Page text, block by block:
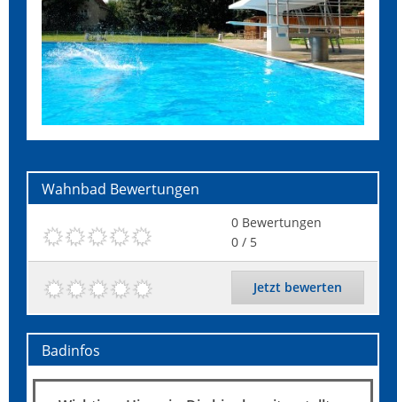
Wahnbad Bewertungen
0 Bewertungen
0 / 5
Jetzt bewerten
Badinfos